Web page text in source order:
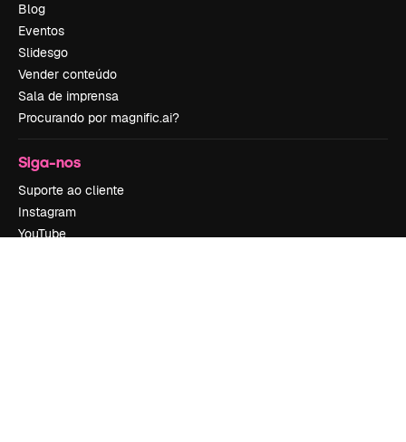
Blog
Eventos
Slidesgo
Vender conteúdo
Sala de imprensa
Procurando por magnific.ai?
Siga-nos
Suporte ao cliente
Instagram
YouTube